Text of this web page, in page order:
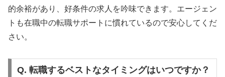
的余裕があり、好条件の求人を吟味できます。エージェン
トも在職中の転職サポートに慣れているので安心してくだ
さい。
Q. 転職するベストなタイミングはいつですか？